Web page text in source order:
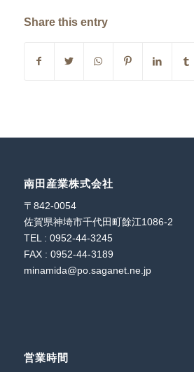
Share this entry
南田産業株式会社
〒842-0054
佐賀県神埼市千代田町餘江1086-2
TEL : 0952-44-3245
FAX : 0952-44-3189
minamida@po.saganet.ne.jp
営業時間